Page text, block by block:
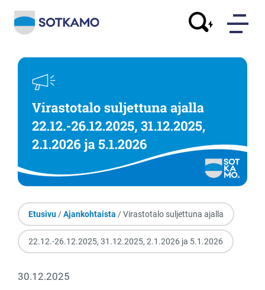
Etusivu/Ajankohtaista / Virastotalo suljettuna ajalla
22.12.-26.12.2025, 31.12.2025, 2.1.2026 ja 5.1.2026
30.12.2025